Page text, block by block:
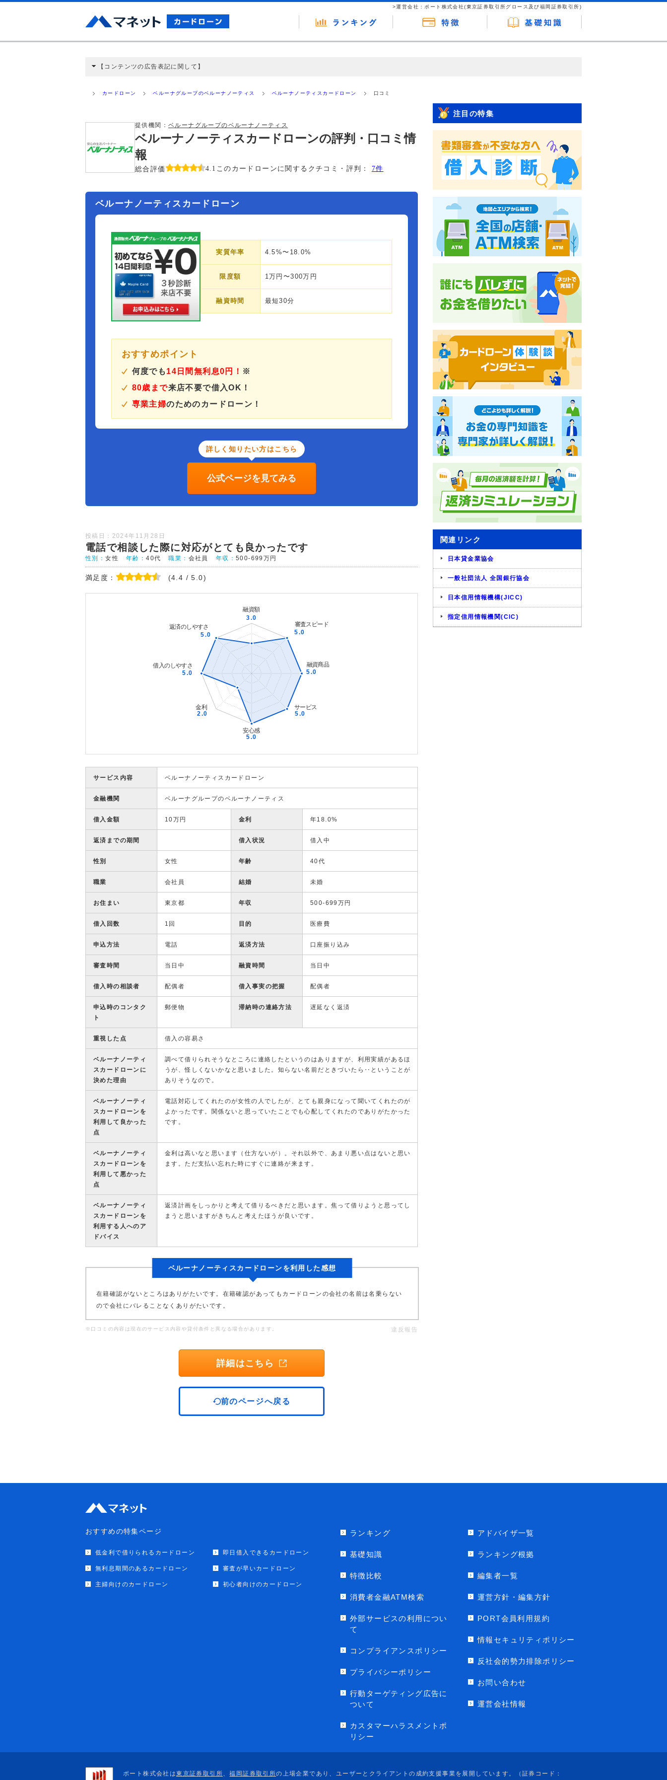
>運営会社：ポート株式会社(東京証券取引所グロース及び福岡証券取引所)
【コンテンツの広告表記に関して】
ミ収集などに基づき、公平性を担保した情報提供を行っています。
カードローン ベルーナグループのベルーナノーティス ベルーナノーティスカードローン 口コミ
提供機関： ベルーナグループのベルーナノーティス
ベルーナノーティスカードローンの評判・口コミ情
報
総合評価 4.1 このカードローンに関するクチコミ・評判： 7件
ベルーナノーティスカードローン
実質年率 4.5%〜18.0%
限度額 1万円〜300万円
融資時間 最短30分
おすすめポイント
何度でも 14日間無利息0円！ ※
80歳まで来店不要で借入OK！
専業主婦のためのカードローン！
詳しく知りたい方はこちら
公式ページを見てみる
投稿日：2024年11月28日
電話で相談した際に対応がとても良かったです
性別：女性 年齢：40代 職業： 会社員 年収：500-699万円
満足度： (4.4 / 5.0)
サービス内容 ベルーナノーティスカードローン
金融機関 ベルーナグループのベルーナノーティス
借入金額 10万円 金利 年18.0%
返済までの期間 借入状況 借入中
性別 女性 年齢 40代
職業 会社員 結婚 未婚
お住まい 東京都 年収 500-699万円
借入回数 1回 目的 医療費
申込方法 電話 返済方法 口座振り込み
審査時間 当日中 融資時間 当日中
借入時の相談者 配偶者 借入事実の把握 配偶者
申込時のコンタク
ト
郵便物 滞納時の連絡方法 遅延なく返済
重視した点 借入の容易さ
ベルーナノーティ
スカードローンに
決めた理由
調べて借りられそうなところに連絡したというのはありますが、利用実績があるほ
うが、怪しくないかなと思いました。知らない名前だときづいたら‥ということが
ありそうなので。
ベルーナノーティ
スカードローンを
利用して良かった
点
電話対応してくれたのが女性の人でしたが、とても親身になって聞いてくれたのが
よかったです。関係ないと思っていたことでも心配してくれたのでありがたかった
です。
ベルーナノーティ
スカードローンを
利用して悪かった
点
金利は高いなと思います（仕方ないが）。それ以外で、あまり悪い点はないと思い
ます。ただ支払い忘れた時にすぐに連絡が来ます。
ベルーナノーティ
スカードローンを
利用する人へのア
ドバイス
返済計画をしっかりと考えて借りるべきだと思います。焦って借りようと思ってし
まうと思いますがきちんと考えたほうが良いです。
ベルーナノーティスカードローンを利用した感想
在籍確認がないところはありがたいです。在籍確認があってもカードローンの会社の名前は名乗らない
ので会社にバレることなくありがたいです。
※口コミの内容は現在のサービス内容や貸付条件と異なる場合があります。 違反報告
詳細はこちら
前のページへ戻る
注目の特集
関連リンク
日本貸金業協会
一般社団法人 全国銀行協会
日本信用情報機構(JICC)
指定信用情報機関(CIC)
おすすめの特集ページ
低金利で借りられるカードローン 即日借入できるカードローン
無利息期間のあるカードローン 審査が早いカードローン
主婦向けのカードローン 初心者向けのカードローン
ランキング
基礎知識
特徴比較
消費者金融ATM検索
外部サービスの利用につい
て
コンプライアンスポリシー
プライバシーポリシー
行動ターゲティング広告に
ついて
カスタマーハラスメントポ
リシー
アドバイザ一覧
ランキング根拠
編集者一覧
運営方針・編集方針
PORT会員利用規約
情報セキュリティポリシー
反社会的勢力排除ポリシー
お問い合わせ
運営会社情報